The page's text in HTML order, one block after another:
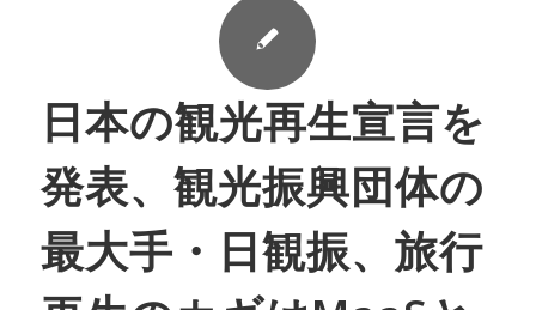
日本の観光再生宣言を
発表、観光振興団体の
最大手・日観振、旅行